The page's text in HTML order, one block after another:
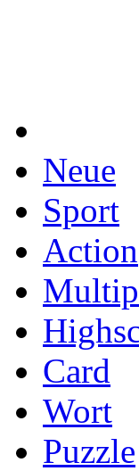
Neue
Sport
Action
Card
Wort
Puzzle